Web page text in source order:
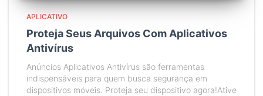
APLICATIVO
Proteja Seus Arquivos Com Aplicativos
Antivírus
Anúncios Aplicativos Antivírus são ferramentas
indispensáveis para quem busca segurança em
dispositivos móveis. Proteja seu dispositivo agora!Ative